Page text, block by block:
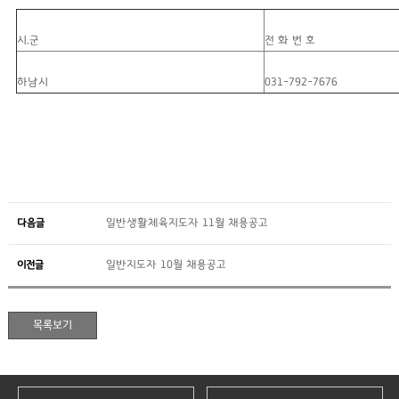
시.군 전 화 번 호
하남시 031-792-7676
다음글 일반생활체육지도자 11월 채용공고
이전글 일반지도자 10월 채용공고